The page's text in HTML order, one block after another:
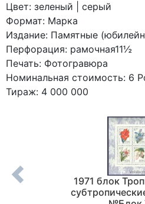
Цвет: зеленый | серый
Формат: Марка
Издание: Памятные
Перфорация: рамочная11½
Печать: Фотогравюра
Номинальная стоимость: 6
Тираж: 4 000 000
1971 блок